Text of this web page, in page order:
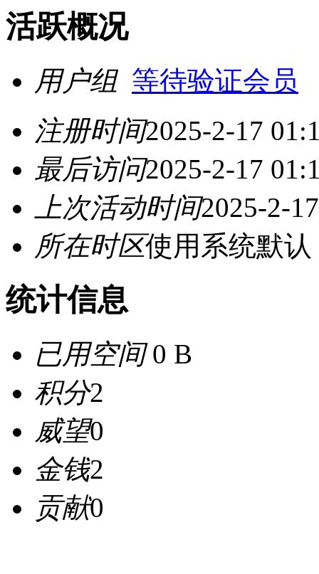
活跃概况
用户组 等待验证会员
注册时间2025-2-17
最后访问2025-2-17
上次活动时间2025-2-
所在时区使用系统默认
统计信息
已用空间0 B
积分2
威望0
金钱2
贡献0